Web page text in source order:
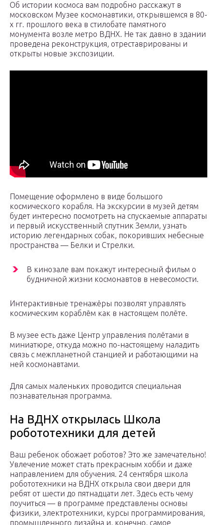
Об истории космоса вам подробно расскажут в
московском Музее космонавтики, открывшемся в 80-
х гг. прошлого века в стилобате памятного
монумента возле метро ВДНХ. Не так давно в здании
проведена реконструкция, отреставрированы и
открыты новые экспозиции.
Помещение оформлено в виде большого
космического корабля. На экскурсии в музей детям
будет интересно посмотреть на спускаемые аппараты
и первый искусственный спутник Земли, узнать
историю легендарных собак, покоривших небесные
пространства — Белки и Стрелки.
В кинозале вам покажут интересный фильм о
будничной жизни космонавтов в невесомости.
Интерактивные тренажёры позволят управлять
космическим кораблём как в настоящем полёте.
В музее есть даже Центр управления полётами в
миниатюре, откуда можно по-настоящему наладить
связь с межпланетной станцией и работающими на
ней космонавтами.
Для самых маленьких проводится специальная
познавательная программа.
На ВДНХ открылась Школа
робототехники для детей
Ваш ребенок обожает роботов? Это же замечательно!
Увлечение может стать прекрасным хобби и даже
направлением для обучения. 24 сентября школа
робототехники на ВДНХ открыла свои двери для
ребят от шести до пятнадцати лет. Здесь есть чему
поучиться — в программе представлены основы
физики, электротехники, курсы программирования,
промышленного дизайна и, конечно, самое